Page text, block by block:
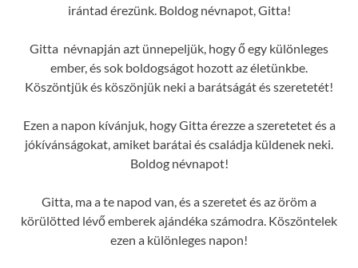
irántad érezünk. Boldog névnapot, Gitta!
Gitta névnapján azt ünnepeljük, hogy ő egy különleges
ember, és sok boldogságot hozott az életünkbe.
Köszöntjük és köszönjük neki a barátságát és szeretetét!
Ezen a napon kívánjuk, hogy Gitta érezze a szeretetet és a
jókívánságokat, amiket barátai és családja küldenek neki.
Boldog névnapot!
Gitta, ma a te napod van, és a szeretet és az öröm a
körülötted lévő emberek ajándéka számodra. Köszöntelek
ezen a különleges napon!